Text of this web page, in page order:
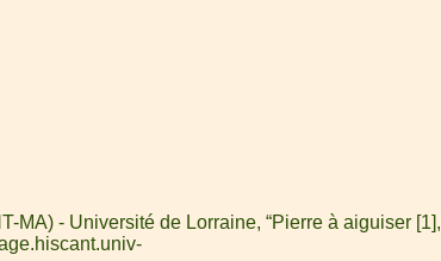
MA) - Université de Lorraine, “Pierre à aiguiser [1],